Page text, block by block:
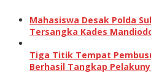
Mahasiswa Desak Polda
Tersangka Kades
Tiga Titik Tempat
Berhasil Tangkap